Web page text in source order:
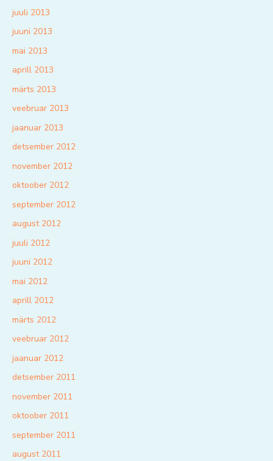
juuli 2013
juuni 2013
mai 2013
aprill 2013
märts 2013
veebruar 2013
jaanuar 2013
detsember 2012
november 2012
oktoober 2012
september 2012
august 2012
juuli 2012
juuni 2012
mai 2012
aprill 2012
märts 2012
veebruar 2012
jaanuar 2012
detsember 2011
november 2011
oktoober 2011
september 2011
august 2011